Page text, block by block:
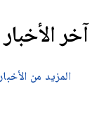
آخر الأخبار
المزيد من الأخبار